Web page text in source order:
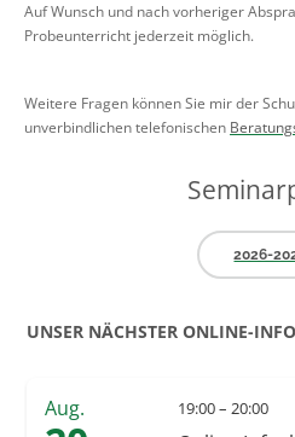
Auf Wunsch und nach vorheriger
Probeunterricht jederzeit möglich.
Weitere Fragen können Sie mir der
unverbindlichen telefonischen
2026-
UNSER NÄCHSTER ONLINE-
Aug. 19:00 – 20:00